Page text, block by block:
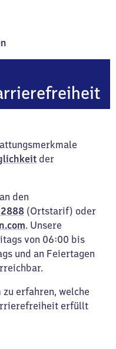
der
den
(Ortstarif) oder
. Unsere
von 06:00 bis
und an Feiertagen
erfahren, welche
erfüllt